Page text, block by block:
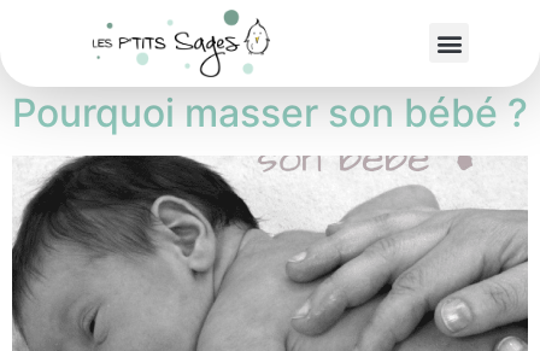
Étiquette :
Pourquoi masser son bébé ?